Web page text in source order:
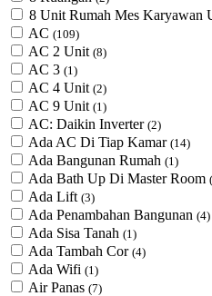
8 Unit Rumah Mes Karyawan
AC (109)
AC 2 Unit (8)
AC 3 (1)
AC 4 Unit (2)
AC 9 Unit (1)
AC: Daikin Inverter (2)
Ada AC Di Tiap Kamar (14)
Ada Bangunan Rumah (1)
Ada Bath Up Di Master Room
Ada Lift (3)
Ada Penambahan Bangunan (4)
Ada Sisa Tanah (1)
Ada Tambah Cor (4)
Ada Wifi (1)
Air Panas (7)